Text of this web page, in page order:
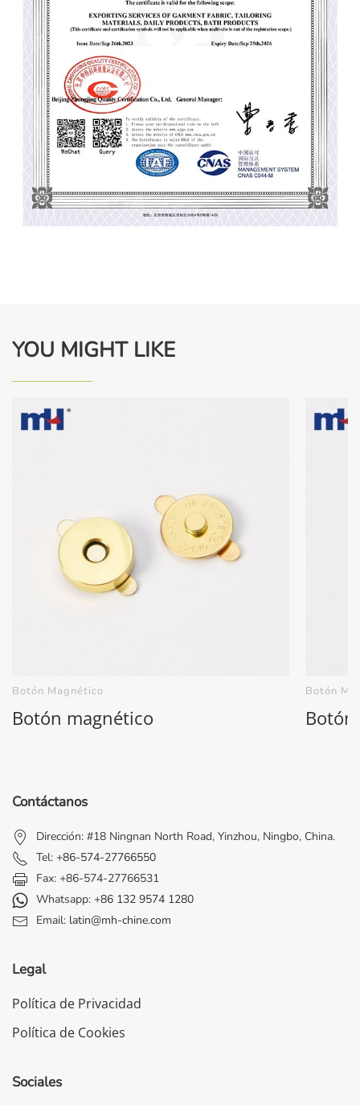
YOU MIGHT LIKE
Botón Magnético
Botón magnético
Botón
Contáctanos
Dirección: #18 Ningnan North Road, Yinzhou, Ningbo, China.
Tel: +86-574-27766550
Fax: +86-574-27766531
Whatsapp: +86 132 9574 1280
Email: latin@mh-chine.com
Legal
Política de Privacidad
Política de Cookies
Sociales